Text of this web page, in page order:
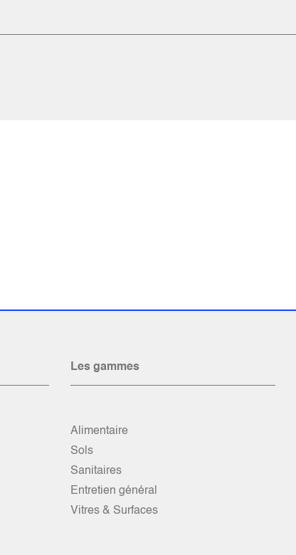
Les gammes
Alimentaire
Sols
Sanitaires
Entretien général
Vitres & Surfaces